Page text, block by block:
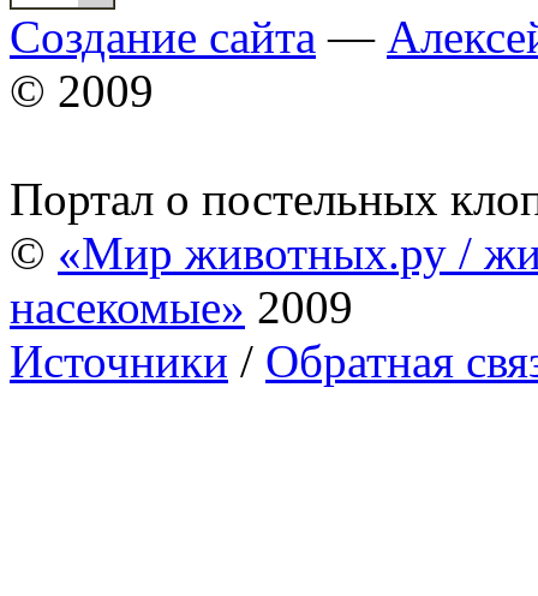
Создание сайта —
© 2009
Портал о постельных
© «Мир животных.ру /
насекомые» 2009
Источники / Обратная